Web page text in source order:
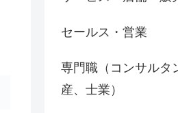
セールス・営業
専門職（コンサルタ
産、士業）